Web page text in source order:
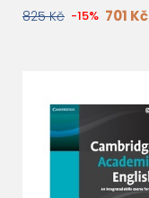
825 Kč -15% 701 Kč